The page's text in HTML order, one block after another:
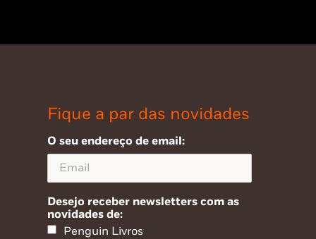
Fique a par das novidades
O seu endereço de email:
Desejo receber newsletters com as
novidades de:
Penguin Livros